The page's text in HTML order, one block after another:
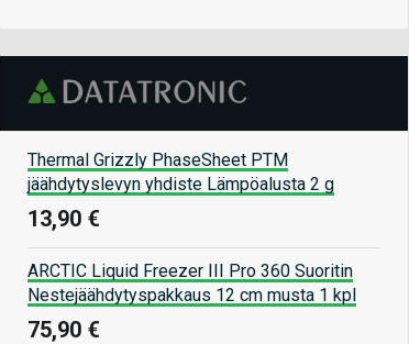
Thermal Grizzly PhaseSheet PTM
jäähdytyslevyn yhdiste Lämpöalusta 2 g
13,90 €
ARCTIC Liquid Freezer III Pro 360 Suoritin
Nestejäähdytyspakkaus 12 cm musta 1 kpl
75,90 €